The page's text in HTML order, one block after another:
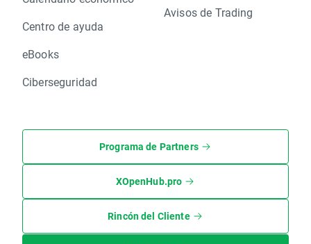
Centro de ayuda
eBooks
Ciberseguridad
Avisos de Trading
Programa de Partners
XOpenHub.pro
Rincón del Cliente